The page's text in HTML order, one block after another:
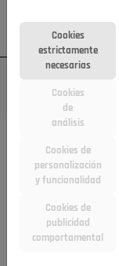
Su cuenta
ENERO DE 2025 /
Escucha el
Cookies
estrictamente
necesarias
Cookies
de
análisis
Cookies de
personalización
y funcionalidad
Cookies de
publicidad
comportamental